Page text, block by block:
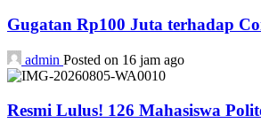
Gugatan Rp100 Juta terhadap
admin Posted on 16 jam ago
Resmi Lulus! 126 Mahasiswa